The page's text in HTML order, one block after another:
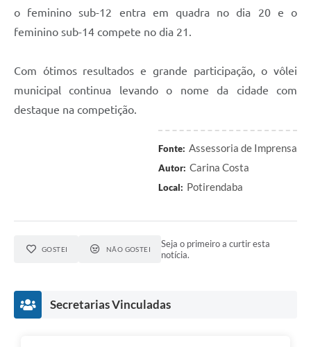
o feminino sub-12 entra em quadra no dia 20 e o
feminino sub-14 compete no dia 21.
Com ótimos resultados e grande participação, o vôlei
municipal continua levando o nome da cidade com
destaque na competição.
Fonte: Assessoria de Imprensa
Autor: Carina Costa
Local: Potirendaba
GOSTEI NÃO GOSTEI
Seja o primeiro a curtir esta
notícia.
Secretarias Vinculadas